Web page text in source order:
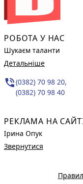
РОБОТА У НАС
Шукаєм таланти
Детальніше
phone_in_talk(0382) 70 98 20,
(0382) 70 98 40
РЕКЛАМА НА
Ірина Опук
Звернутися